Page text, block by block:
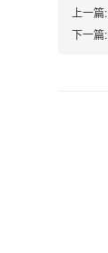
上一篇:
下一篇: